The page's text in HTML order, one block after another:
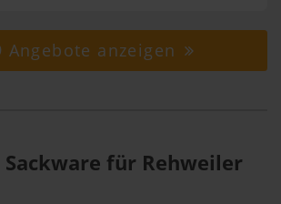
Angebote anzeigen
für Rehweiler